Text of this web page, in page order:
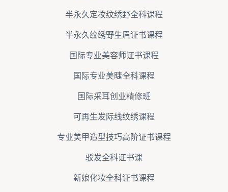
半永久定妆纹绣野全科课程
半永久纹绣野生眉证书课程
国际专业美容师证书课程
国际专业美睫全科课程
国际采耳创业精修班
可再生发际线纹绣课程
专业美甲造型技巧高阶证书课程
驳发全科证书课
新娘化妆全科证书课程